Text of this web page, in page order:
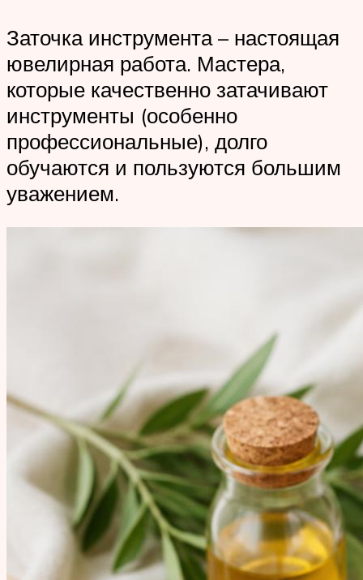
Заточка инструмента – настоящая
ювелирная работа. Мастера,
которые качественно затачивают
инструменты (особенно
профессиональные), долго
обучаются и пользуются большим
уважением.